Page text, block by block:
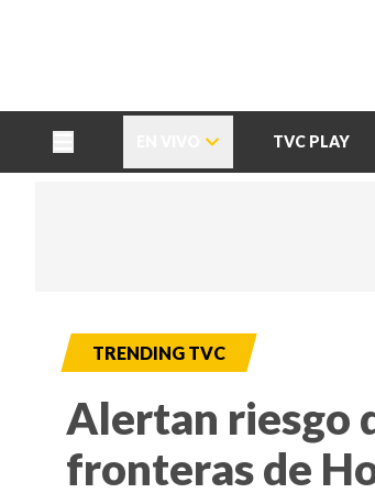
TVC PLAY
TRENDING TVC
Alertan riesgo
fronteras de